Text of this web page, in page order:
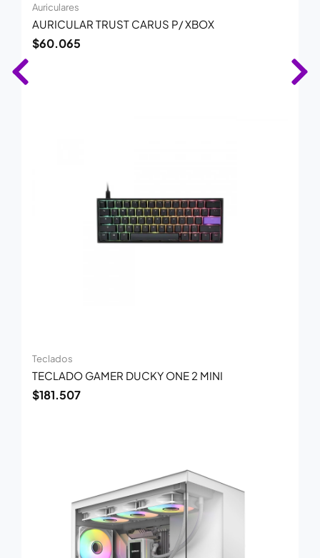
Auriculares
AURICULAR TRUST CARUS P/ XBOX
$60.065
Teclados
TECLADO GAMER DUCKY ONE 2 MINI
$181.507